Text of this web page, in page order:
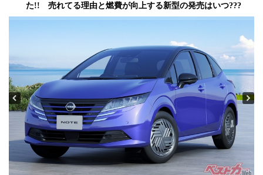
た!! 売れてる理由と燃費が向上する新型の発売はいつ???